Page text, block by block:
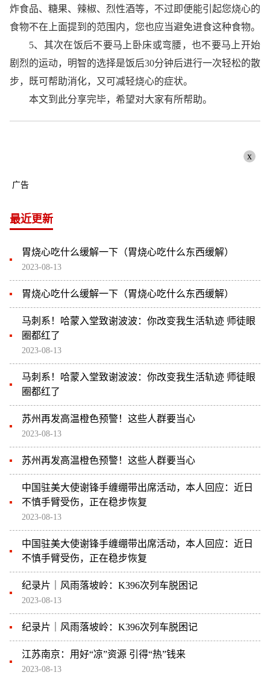
炸食品、糖果、辣椒、烈性酒等，不过即便能引起您烧心的
食物不在上面提到的范围内，您也应当避免进食这种食物。
5、其次在饭后不要马上卧床或弯腰，也不要马上开始
剧烈的运动，明智的选择是饭后30分钟后进行一次轻松的散
步，既可帮助消化，又可减轻烧心的症状。
本文到此分享完毕，希望对大家有所帮助。
x
广告
最近更新
胃烧心吃什么缓解一下（胃烧心吃什么东西缓解）
2023-08-13
胃烧心吃什么缓解一下（胃烧心吃什么东西缓解）
马刺系！哈蒙入堂致谢波波：你改变我生活轨迹 师徒眼
圈都红了
2023-08-13
马刺系！哈蒙入堂致谢波波：你改变我生活轨迹 师徒眼
圈都红了
苏州再发高温橙色预警！这些人群要当心
2023-08-13
苏州再发高温橙色预警！这些人群要当心
中国驻美大使谢锋手缠绷带出席活动，本人回应：近日
不慎手臂受伤，正在稳步恢复
2023-08-13
中国驻美大使谢锋手缠绷带出席活动，本人回应：近日
不慎手臂受伤，正在稳步恢复
纪录片｜风雨落坡岭：K396次列车脱困记
2023-08-13
纪录片｜风雨落坡岭：K396次列车脱困记
江苏南京：用好“凉”资源 引得“热”钱来
2023-08-13